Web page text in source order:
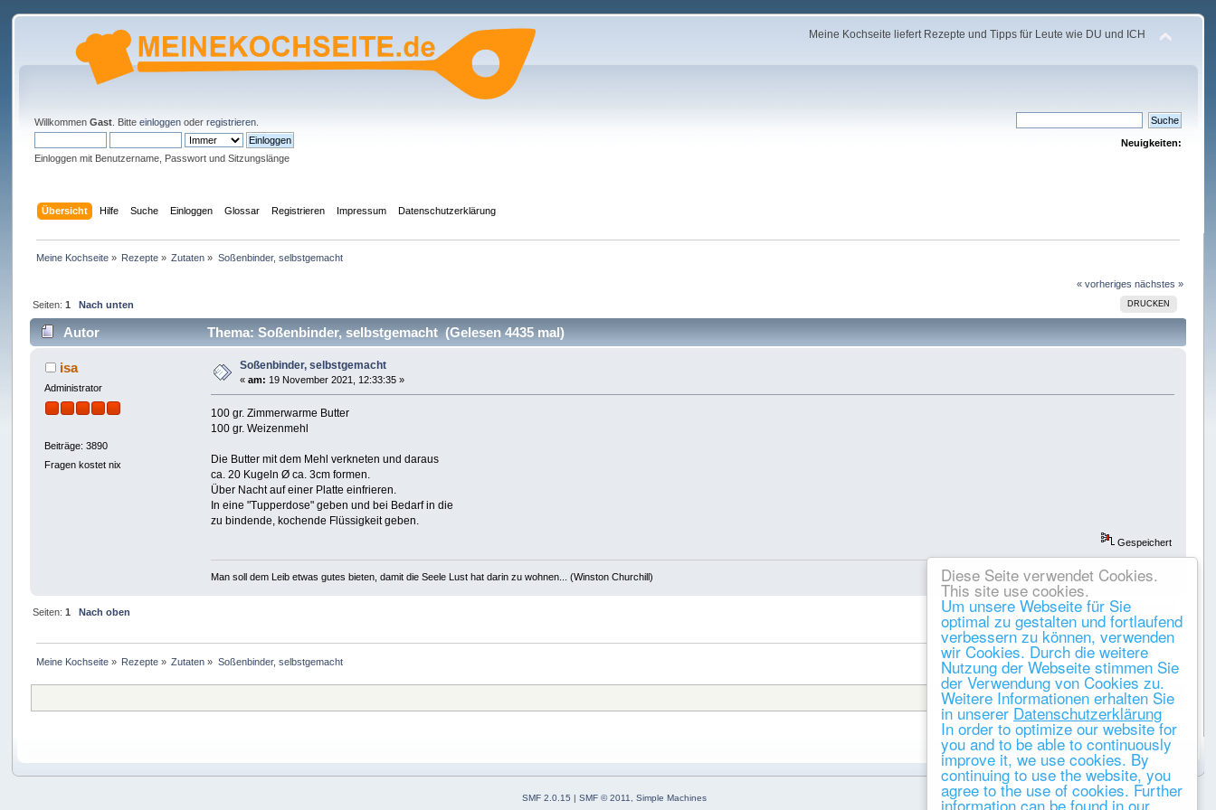
Diese Seite verwendet Cookies.
This site use cookies.
Um unsere Webseite für Sie
optimal zu gestalten und fortlaufend
verbessern zu können, verwenden
wir Cookies. Durch die weitere
Nutzung der Webseite stimmen Sie
der Verwendung von Cookies zu.
Weitere Informationen erhalten Sie
in unserer Datenschutzerklärung
In order to optimize our website for
you and to be able to continuously
improve it, we use cookies. By
continuing to use the website, you
agree to the use of cookies. Further
information can be found in our
Meine Kochseite liefert Rezepte und Tipps für Leute wie DU und ICH
WillkommenGast . Bitteeinloggen oderregistrieren
Einloggen mit Benutzername, Passwort und Sitzungslänge
Neuigkeiten:
Übersicht Hilfe Suche Einloggen Glossar Registrieren Impressum Datenschutzerklärung
Meine Kochseite» Rezepte » Zutaten » Soßenbinder, selbstgemacht
« vorheriges nächstes »
DRUCKEN
Seiten: 1 Nach unten
Autor Thema: Soßenbinder, selbstgemacht (Gelesen 4435 mal)
isa
Administrator
Beiträge: 3890
Fragen kostet nix
Soßenbinder, selbstgemacht
«am: 19 November 2021, 12:33:35 »
100 gr. Zimmerwarme Butter
100 gr. Weizenmehl
Die Butter mit dem Mehl verkneten und daraus
ca. 20 Kugeln Ø ca. 3cm formen.
Über Nacht auf einer Platte einfrieren.
In eine "Tupperdose" geben und bei Bedarf in die
zu bindende, kochende Flüssigkeit geben.
Gespeichert
Man soll dem Leib etwas gutes bieten, damit die Seele Lust hat darin zu wohnen... (Winston Churchill)
DRUCKEN
Seiten: 1
Nach oben
« vorheriges nächstes »
Meine Kochseite» Rezepte » Zutaten » Soßenbinder, selbstgemacht
Gehe zu:
SMF 2.0.15 |SMF © 2011 ,Simple Machines